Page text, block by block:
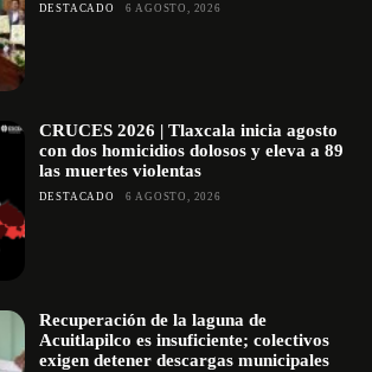
DESTACADO 6 AGOSTO, 2026
CRUCES 2026 | Tlaxcala inicia agosto
con dos homicidios dolosos y eleva a 89
las muertes violentas
DESTACADO 6 AGOSTO, 2026
Recuperación de la laguna de
Acuitlapilco es insuficiente; colectivos
exigen detener descargas municipales